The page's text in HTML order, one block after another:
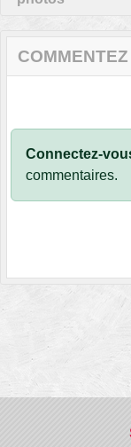
Connectez-
commentaires.